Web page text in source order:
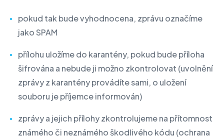
pokud tak bude vyhodnocena, zprávu označíme
jako SPAM
přílohu uložíme do karantény, pokud bude příloha
šifrována a nebude ji možno zkontrolovat (uvolnění
zprávy z karantény provádíte sami, o uložení
souboru je příjemce informován)
zprávy a jejich přílohy zkontrolujeme na přítomnost
známého či neznámého škodlivého kódu (ochrana